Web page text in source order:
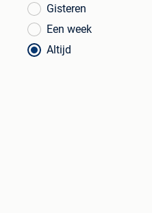
Gisteren
Een week
Altijd